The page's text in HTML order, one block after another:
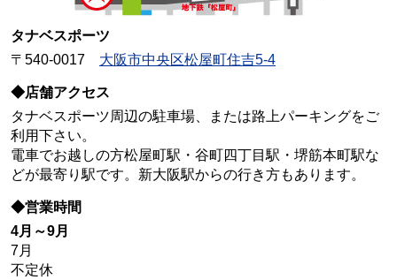
タナベスポーツ
〒540-0017 大阪市中央区松屋町住吉5-4
◆店舗アクセス
タナベスポーツ周辺の駐車場、または路上パーキングをご
利用下さい。
電車でお越しの方松屋町駅・谷町四丁目駅・堺筋本町駅な
どが最寄り駅です。新大阪駅からの行き方もあります。
◆営業時間
4月～9月
7月
不定休